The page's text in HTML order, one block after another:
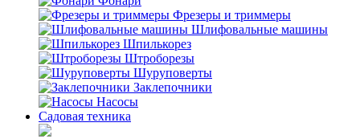
Фрезеры и триммеры
Шлифовальные машины
Шпилькорез
Штроборезы
Шуруповерты
Заклепочники
Насосы
Садовая техника